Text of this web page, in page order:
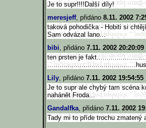
Je to supr!!!!Další díly!
meresjeff, přidáno 8.11. 2002
taková pohodička - Hobiti si
Sam odvázal lano...
bibi, přidáno 7.11. 2002 20:20:09
ten prsten je
..............................
Lily, přidáno 7.11. 2002 19:54:55
Je to supr ale chybý tam scéna
nahánět Froda...
Gandalfka, přidáno 7.11. 2002
Tady mi to příde trochu zmatený